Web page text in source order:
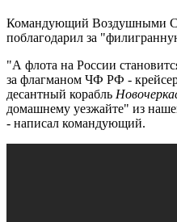
Командующий Воздушными
поблагодарил за
"А флота на России
за флагманом ЧФ РФ -
десантный корабль
домашнему уезжайте" из
- написал командующий.